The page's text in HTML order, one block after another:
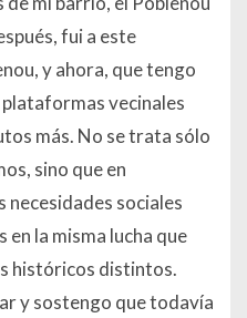
fui a este
y ahora, que tengo
vecinales
más. No se trata sólo
sino que en
sociales
en la misma lucha que
históricos distintos.
y sostengo que todavía